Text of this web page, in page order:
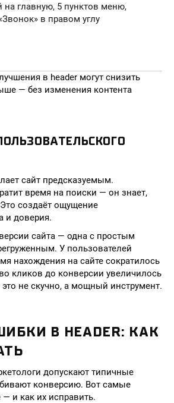
на главную, 5 пунктов меню,
в правом углу
в header могут снизить
— без изменения контента
сайт предсказуемым.
время на поиски — он знает,
Это создаёт ощущение
и доверия.
сайта — одна с простым
У пользователей
нахождения на сайте сократилось
кликов до конверсии увеличилось
не скучно, а мощный инструмент.
В HEADER: КАК
допускают типичные
конверсию. Вот самые
и как их исправить.